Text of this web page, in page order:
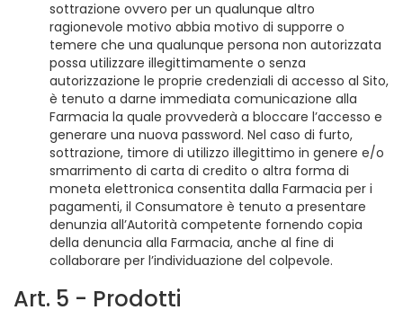
sottrazione ovvero per un qualunque altro
ragionevole motivo abbia motivo di supporre o
temere che una qualunque persona non autorizzata
possa utilizzare illegittimamente o senza
autorizzazione le proprie credenziali di accesso al Sito,
è tenuto a darne immediata comunicazione alla
Farmacia la quale provvederà a bloccare l’accesso e
generare una nuova password. Nel caso di furto,
sottrazione, timore di utilizzo illegittimo in genere e/o
smarrimento di carta di credito o altra forma di
moneta elettronica consentita dalla Farmacia per i
pagamenti, il Consumatore è tenuto a presentare
denunzia all’Autorità competente fornendo copia
della denuncia alla Farmacia, anche al fine di
collaborare per l’individuazione del colpevole.
Art. 5 - Prodotti